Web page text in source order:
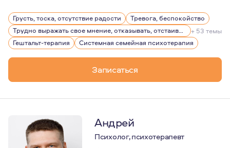
В психологию меня привёл собственный кризис.
Мои главные ценности - семья, честное отношение к
Мой главный принцип в работе - искренний интерес к
Грусть, тоска, отсутствие радости
Тревога, беспокойство
Трудно выражать свое мнение, отказывать, отстаивать себя
+ 53 темы
Гештальт-терапия
Системная семейная психотерапия
Записаться
Андрей
Психолог, психотерапевт